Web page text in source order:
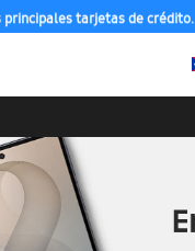
tarjetas de crédito.